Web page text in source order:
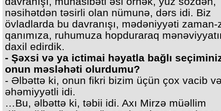
nəsihətdən təsirli olan nümunə, dərs idi. Biz
övladlarda bu davranışı, mədəniyyəti zaman-
qanımıza, ruhumuza hopduraraq
daxil edirdik.
- Şəxsi və ya ictimai həyatla bağlı
onun məsləhəti olurdumu?
- Əlbəttə ki, onun fikri bizim üçün çox vacib
əhəmiyyətli idi.
…Bu, əlbəttə ki, təbii idi. Axı Mirzə müəllim